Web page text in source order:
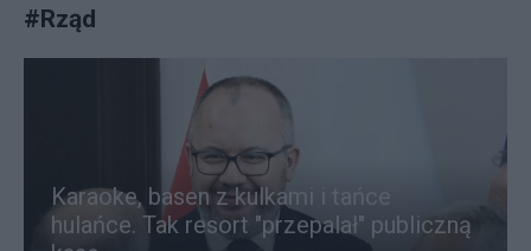
#Rząd
Karaoke, basen z kulkami i tańce
hulańce. Tak resort "przepalał" publiczną